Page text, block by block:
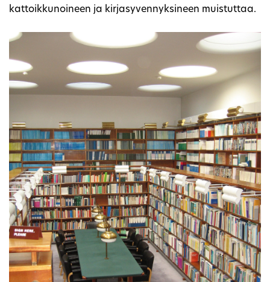
kattoikkunoineen ja kirjasyvennyksineen muistuttaa.